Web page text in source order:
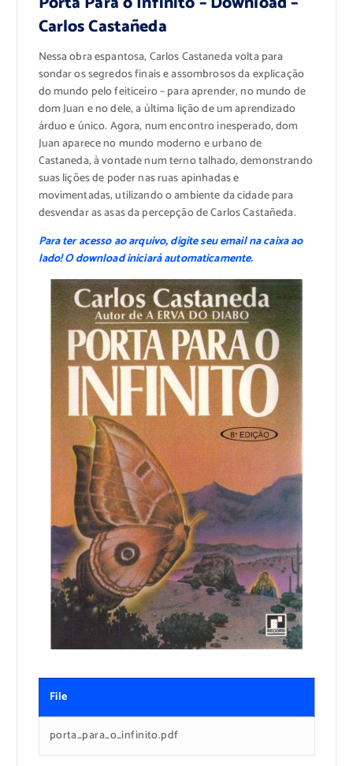
Carlos Castañeda
Nessa obra espantosa, Carlos Castaneda volta para
sondar os segredos finais e assombrosos da explicação
do mundo pelo feiticeiro – para aprender, no mundo de
dom Juan e no dele, a última lição de um aprendizado
árduo e único. Agora, num encontro inesperado, dom
Juan aparece no mundo moderno e urbano de
Castaneda, à vontade num terno talhado, demonstrando
suas lições de poder nas ruas apinhadas e
movimentadas, utilizando o ambiente da cidade para
desvendar as asas da percepção de Carlos Castañeda.
Para ter acesso ao arquivo, digite seu email na caixa ao
lado! O download iniciará automaticamente.
File
porta_para_o_infinito.pdf